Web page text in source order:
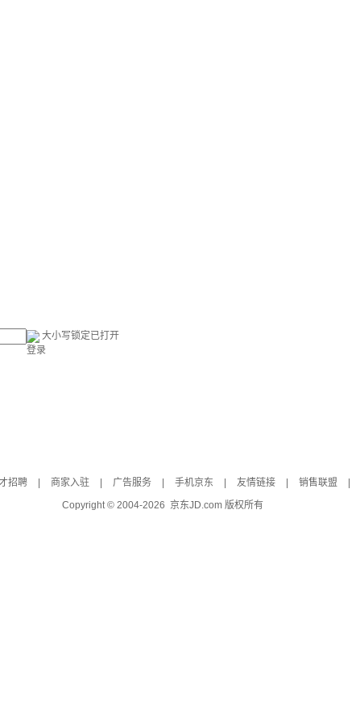
大小写锁定已打开
登录
招聘 商家入驻 广告服务 手机京东 友情链接 销售联盟
Copyright © 2004-2026 京东JD.com 版权所有